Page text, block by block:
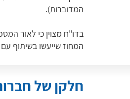
המדוברות).
בדו"ח מצוין כי לאור
המחוז שייעשו בשיתוף
חלקן של